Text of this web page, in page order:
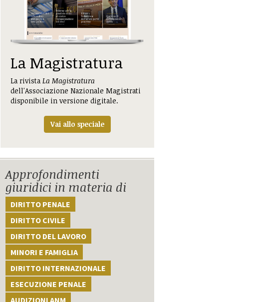
La Magistratura
La rivista La Magistratura
dell'Associazione Nazionale Magistrati
disponibile in versione digitale.
Vai allo speciale
Approfondimenti
giuridici in materia di
DIRITTO PENALE
DIRITTO CIVILE
DIRITTO DEL LAVORO
MINORI E FAMIGLIA
DIRITTO INTERNAZIONALE
ESECUZIONE PENALE
AUDIZIONI ANM